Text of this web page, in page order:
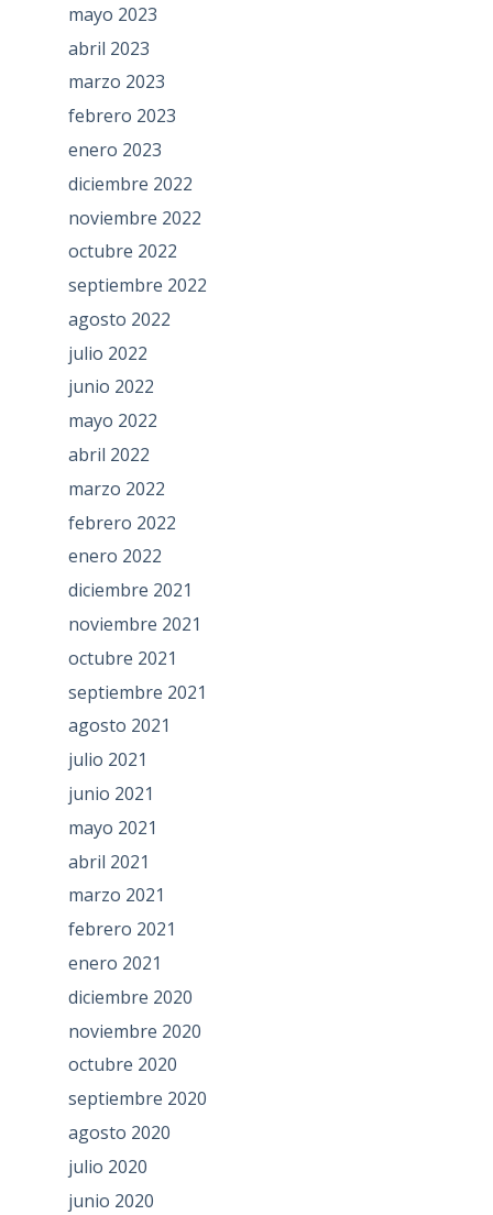
mayo 2023
abril 2023
marzo 2023
febrero 2023
enero 2023
diciembre 2022
noviembre 2022
octubre 2022
septiembre 2022
agosto 2022
julio 2022
junio 2022
mayo 2022
abril 2022
marzo 2022
febrero 2022
enero 2022
diciembre 2021
noviembre 2021
octubre 2021
septiembre 2021
agosto 2021
julio 2021
junio 2021
mayo 2021
abril 2021
marzo 2021
febrero 2021
enero 2021
diciembre 2020
noviembre 2020
octubre 2020
septiembre 2020
agosto 2020
julio 2020
junio 2020